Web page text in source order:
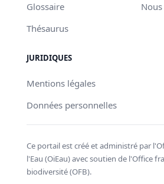
Glossaire
Thésaurus
JURIDIQUES
Mentions légales
Données personnelles
Ce portail est créé et administré par
l'Eau (OiEau) avec soutien de l'Office
biodiversité (OFB).